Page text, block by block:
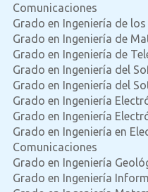
Comunicaciones
Grado en Ingeniería de
Grado en Ingeniería de
Grado en Ingeniería de
Grado en Ingeniería del
Grado en Ingeniería del
Grado en Ingeniería
Grado en Ingeniería
Grado en Ingeniería en
Comunicaciones
Grado en Ingeniería
Grado en Ingeniería